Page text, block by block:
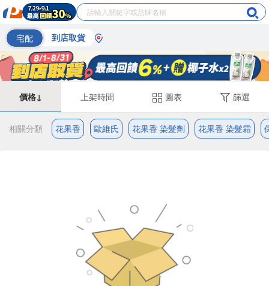
宅配 到店取貨
價格↓ 上架時間 圖表 篩選
相關分類 花果香 歐維氏 花果香 染髮劑 花果香 染髮霜